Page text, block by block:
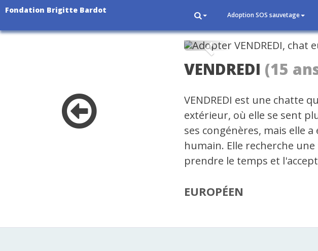
Fondation Brigitte Bardot
Adoption SOS sauvetage
Précédent
VENDREDI (15
VENDREDI est une chatte
extérieur, où elle se sent
ses congénères, mais elle
humain. Elle recherche
prendre le temps et
EUROPÉEN